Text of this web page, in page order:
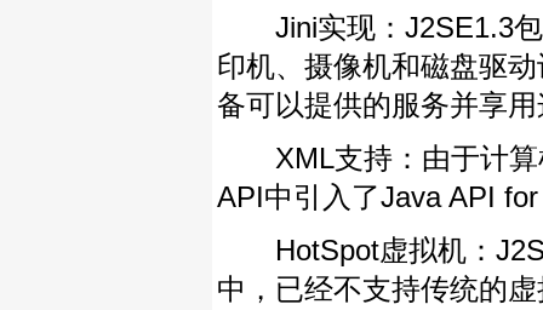
Jini实现：J2SE1.3包
印机、摄像机和磁盘驱
备可以提供的服务并享
XML支持：由于计算
API中引入了Java API
HotSpot虚拟机：
中，已经不支持传统的